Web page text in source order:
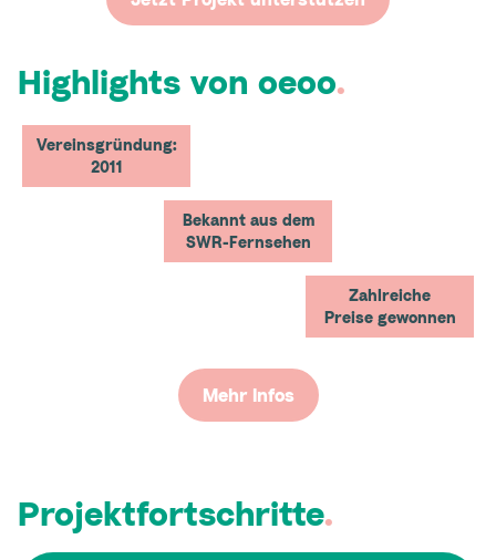
Highlights von oeoo.
Vereinsgründung:
2011
Bekannt aus dem
SWR-Fernsehen
Zahlreiche
Preise gewonnen
Mehr Infos
Projektfortschritte.